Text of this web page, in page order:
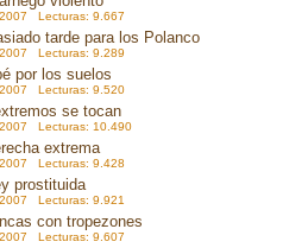
Lecturas: 9.667
tarde para los Polanco
Lecturas: 9.289
por los suelos
Lecturas: 9.520
se tocan
Lecturas: 10.490
extrema
Lecturas: 9.428
prostituida
Lecturas: 9.921
con tropezones
Lecturas: 9.607